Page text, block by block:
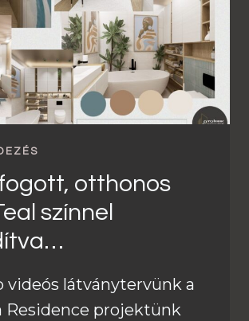
otthonos
színnel
videós látványtervünk a
Residence projektünk